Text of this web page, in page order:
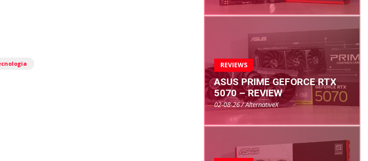
REVIEWS
ASUS PRIME GEFORCE RTX
5070 – REVIEW
02-08-26 / AlternativeX